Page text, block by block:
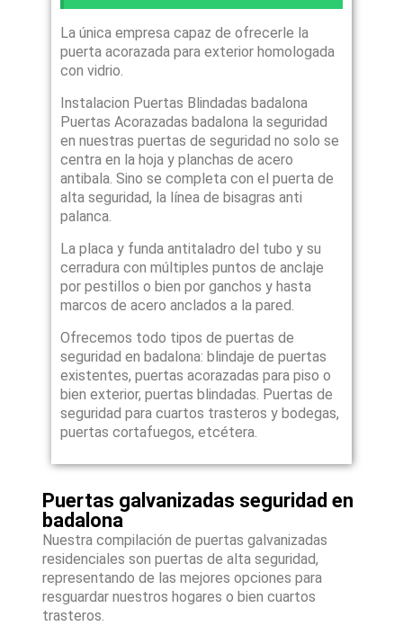
La única empresa capaz de ofrecerle la
puerta acorazada para exterior homologada
con vidrio.
Instalacion Puertas Blindadas badalona
Puertas Acorazadas badalona la seguridad
en nuestras puertas de seguridad no solo se
centra en la hoja y planchas de acero
antibala. Sino se completa con el puerta de
alta seguridad, la línea de bisagras anti
palanca.
La placa y funda antitaladro del tubo y su
cerradura con múltiples puntos de anclaje
por pestillos o bien por ganchos y hasta
marcos de acero anclados a la pared.
Ofrecemos todo tipos de puertas de
seguridad en badalona: blindaje de puertas
existentes, puertas acorazadas para piso o
bien exterior, puertas blindadas. Puertas de
seguridad para cuartos trasteros y bodegas,
puertas cortafuegos, etcétera.
Puertas galvanizadas seguridad en
badalona
Nuestra compilación de puertas galvanizadas
residenciales son puertas de alta seguridad,
representando de las mejores opciones para
resguardar nuestros hogares o bien cuartos
trasteros.